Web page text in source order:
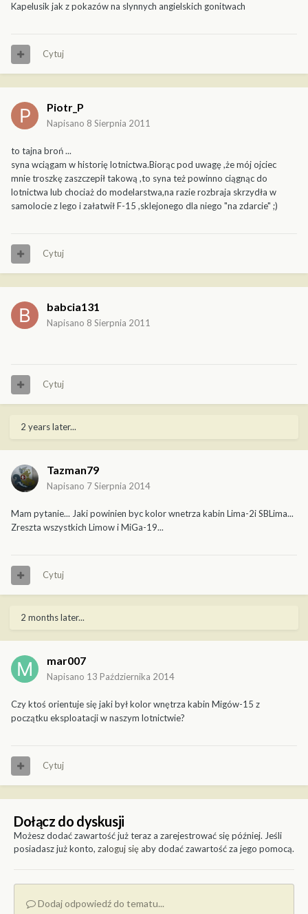
Kapelusik jak z pokazów na slynnych angielskich gonitwach
Cytuj
Piotr_P
Napisano 8 Sierpnia 2011
to tajna broń ...
syna wciągam w historię lotnictwa.Biorąc pod uwagę ,że mój ojciec
mnie troszkę zaszczepił takową ,to syna też powinno ciągnąc do
lotnictwa lub chociaż do modelarstwa,na razie rozbraja skrzydła w
samolocie z lego i załatwił F-15 ,sklejonego dla niego "na zdarcie" ;)
Cytuj
babcia131
Napisano 8 Sierpnia 2011
Cytuj
2 years later...
Tazman79
Napisano 7 Sierpnia 2014
Mam pytanie... Jaki powinien byc kolor wnetrza kabin Lima-2i SBLima...
Zreszta wszystkich Limow i MiGa-19...
Cytuj
2 months later...
mar007
Napisano 13 Października 2014
Czy ktoś orientuje się jaki był kolor wnętrza kabin Migów-15 z
początku eksploatacji w naszym lotnictwie?
Cytuj
Dołącz do dyskusji
Możesz dodać zawartość już teraz a zarejestrować się później. Jeśli
posiadasz już konto, zaloguj sięaby dodać zawartość za jego pomocą.
Dodaj odpowiedź do tematu...